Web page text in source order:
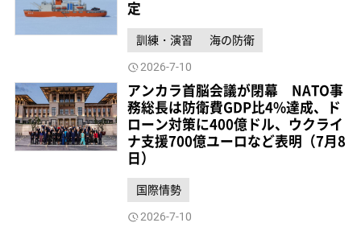
定
訓練・演習 海の防衛
2026-7-10
アンカラ首脳会議が閉幕 NATO事
務総長は防衛費GDP比4%達成、ド
ローン対策に400億ドル、ウクライ
ナ支援700億ユーロなど表明（7月8
日）
国際情勢
2026-7-10